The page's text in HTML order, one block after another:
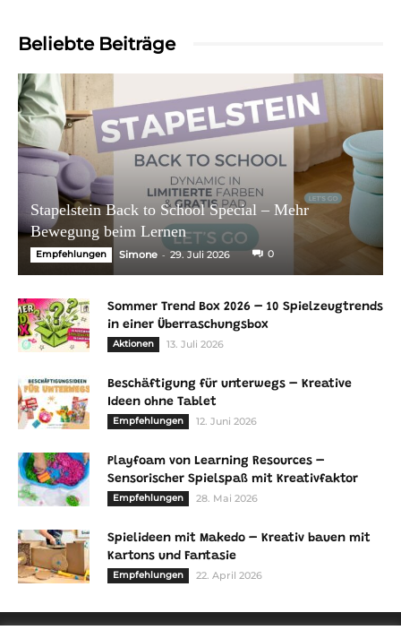
Beliebte Beiträge
Stapelstein Back to School Special – Mehr
Bewegung beim Lernen
Empfehlungen Simone - 29. Juli 2026 0
Sommer Trend Box 2026 – 10 Spielzeugtrends
in einer Überraschungsbox
Aktionen 13. Juli 2026
Beschäftigung für unterwegs – Kreative
Ideen ohne Tablet
Empfehlungen 12. Juni 2026
Playfoam von Learning Resources –
Sensorischer Spielspaß mit Kreativfaktor
Empfehlungen 28. Mai 2026
Spielideen mit Makedo – Kreativ bauen mit
Kartons und Fantasie
Empfehlungen 22. April 2026